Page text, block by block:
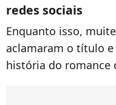
redes sociais
Enquanto isso,
aclamaram o título
história do romance